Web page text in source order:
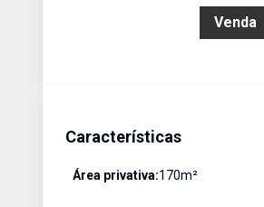
Venda
Características
Área privativa:170m²